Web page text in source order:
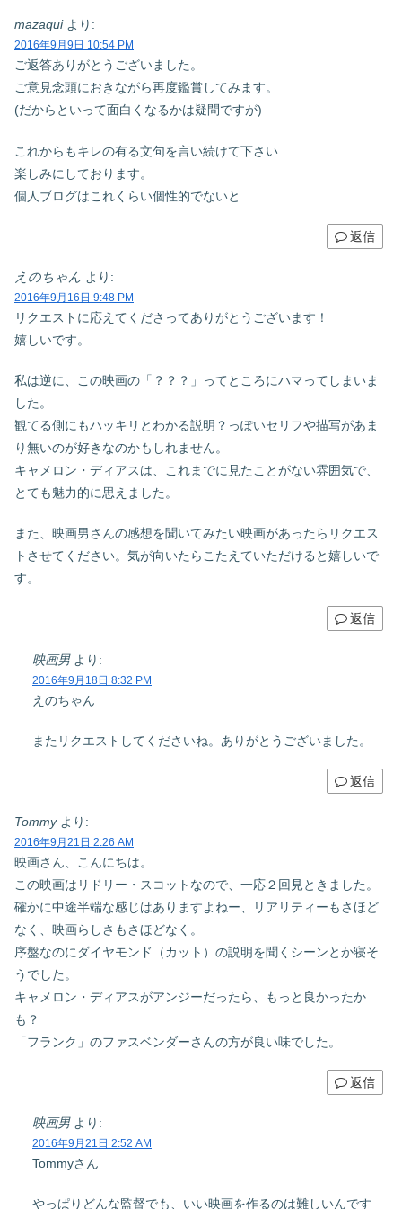
mazaqui より:
2016年9月9日 10:54 PM
ご返答ありがとうございました。
ご意見念頭におきながら再度鑑賞してみます。
(だからといって面白くなるかは疑問ですが)
これからもキレの有る文句を言い続けて下さい
楽しみにしております。
個人ブログはこれくらい個性的でないと
返信
えのちゃん より:
2016年9月16日 9:48 PM
リクエストに応えてくださってありがとうございます！
嬉しいです。
私は逆に、この映画の「？？？」ってところにハマってしまいま
した。
観てる側にもハッキリとわかる説明？っぽいセリフや描写があま
り無いのが好きなのかもしれません。
キャメロン・ディアスは、これまでに見たことがない雰囲気で、
とても魅力的に思えました。
また、映画男さんの感想を聞いてみたい映画があったらリクエス
トさせてください。気が向いたらこたえていただけると嬉しいで
す。
返信
映画男 より:
2016年9月18日 8:32 PM
えのちゃん
またリクエストしてくださいね。ありがとうございました。
返信
Tommy より:
2016年9月21日 2:26 AM
映画さん、こんにちは。
この映画はリドリー・スコットなので、一応２回見ときました。
確かに中途半端な感じはありますよねー、リアリティーもさほど
なく、映画らしさもさほどなく。
序盤なのにダイヤモンド（カット）の説明を聞くシーンとか寝そ
うでした。
キャメロン・ディアスがアンジーだったら、もっと良かったか
も？
「フランク」のファスベンダーさんの方が良い味でした。
返信
映画男 より:
2016年9月21日 2:52 AM
Tommyさん
やっぱりどんな監督でも、いい映画を作るのは難しいんです